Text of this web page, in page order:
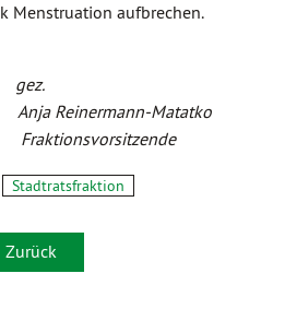
Menstruation aufbrechen.
Reinermann-Matatko
Stadtratsfraktion
Zurück